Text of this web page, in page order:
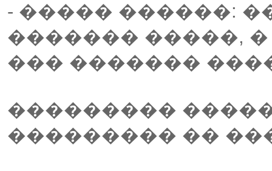
- ����� ������:
������� �����,
��� �������
���������
��������� ��